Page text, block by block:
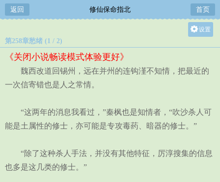
返回 修仙保命指北 首页
设置
中
第258章愁绪 (1 / 2)
《关闭小说畅读模式体验更好》
魏西改道回锡州，远在并州的连钩漌不知情，把最近的
一次信寄错也是人之常情。
“这两年的消息我看过，”秦枫也是知情者，“吹沙杀人可
能是土属性的修士，亦可能是专攻毒药、暗器的修士。”
“除了这种杀人手法，并没有其他特征，厉淳搜集的信息
也多是这几类的修士。”